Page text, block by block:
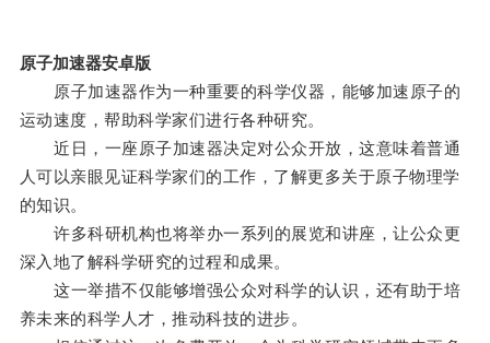
原子加速器安卓版
原子加速器作为一种重要的科学仪器，能够加速原子的
运动速度，帮助科学家们进行各种研究。
近日，一座原子加速器决定对公众开放，这意味着普通
人可以亲眼见证科学家们的工作，了解更多关于原子物理学
的知识。
许多科研机构也将举办一系列的展览和讲座，让公众更
深入地了解科学研究的过程和成果。
这一举措不仅能够增强公众对科学的认识，还有助于培
养未来的科学人才，推动科技的进步。